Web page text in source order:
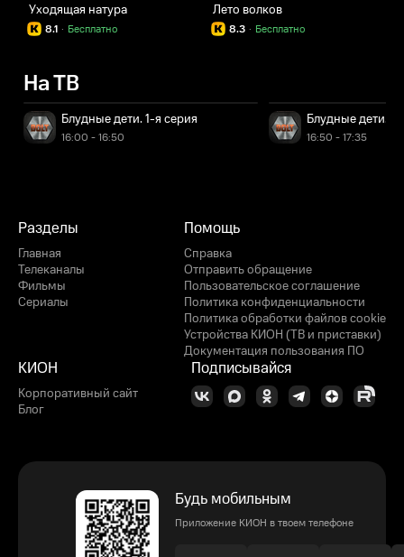
Уходящая натура
8.1 Бесплатно
·
Лето волков
8.3 Бесплатно
·
На ТВ
Блудные дети. 1-я серия
16:00 - 16:50
Блудные дети.
16:50 - 17:35
Разделы
Главная
Телеканалы
Фильмы
Сериалы
Помощь
Справка
Отправить обращение
Пользовательское соглашение
Политика конфиденциальности
Политика обработки файлов cookie
Устройства КИОН (ТВ и приставки)
Документация пользования ПО
КИОН
Корпоративный сайт
Блог
Подписывайся
Будь мобильным
Приложение КИОН в твоем телефоне